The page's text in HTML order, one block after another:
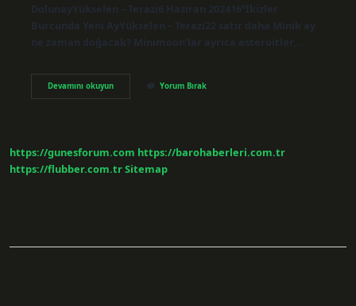
DolunayYükselen – Terazi6 Haziran 202416°İkizler
Burcunda Yeni AyYükselen – Terazi22 satır daha Minik ay
ne zaman doğacak? Minimoon’lar ayrıca asteroitler,…
Devamını okuyunAy
Ne
Yorum Bırak
https://gunesforum.com https://barohaberleri.com.tr
https://flubber.com.trSitemap